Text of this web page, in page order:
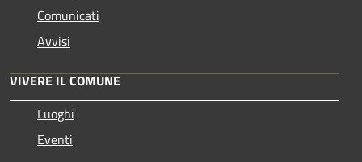
Comunicati
Avvisi
VIVERE IL COMUNE
Luoghi
Eventi